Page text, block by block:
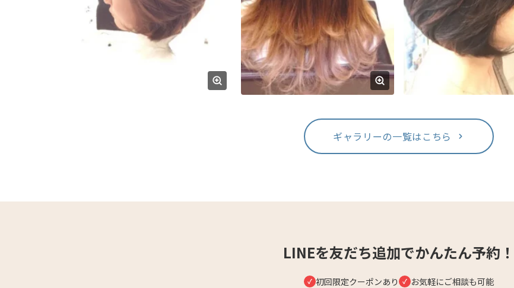
ギャラリーの一覧はこちら
LINEを友だち追加でかんたん予約！
初回限定クーポンあり お気軽にご相談も可能